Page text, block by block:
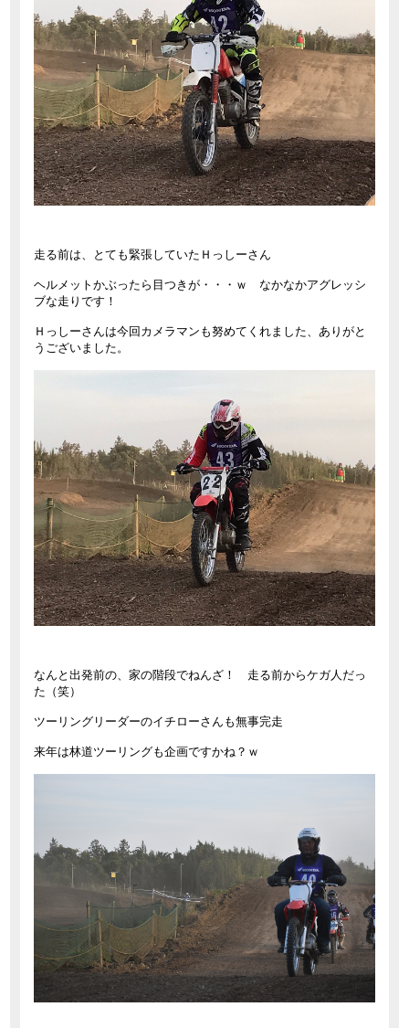
走る前は、とても緊張していたＨっしーさん
ヘルメットかぶったら目つきが・・・ｗ なかなかアグレッシ
ブな走りです！
Ｈっしーさんは今回カメラマンも努めてくれました、ありがと
うございました。
なんと出発前の、家の階段でねんざ！ 走る前からケガ人だっ
た（笑）
ツーリングリーダーのイチローさんも無事完走
来年は林道ツーリングも企画ですかね？ｗ